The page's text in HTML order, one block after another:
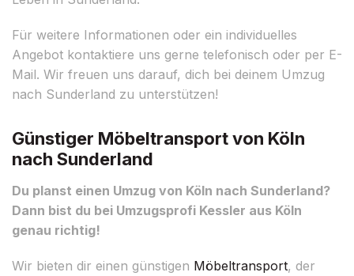
Für weitere Informationen oder ein individuelles
Angebot kontaktiere uns gerne telefonisch oder per E-
Mail. Wir freuen uns darauf, dich bei deinem Umzug
nach Sunderland zu unterstützen!
Günstiger Möbeltransport von Köln
nach Sunderland
Du planst einen Umzug von Köln nach Sunderland?
Dann bist du bei Umzugsprofi Kessler aus Köln
genau richtig!
Wir bieten dir einen günstigen Möbeltransport, der